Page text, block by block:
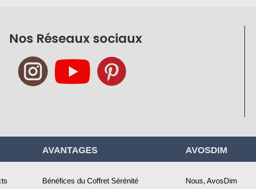
Nos Réseaux sociaux
AVANTAGES
Bénéfices du Coffret Sérénité
AVOSDIM
Nous, AvosDim